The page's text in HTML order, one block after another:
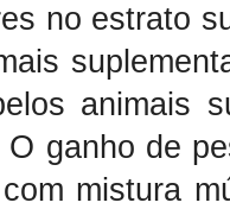
no estrato
animais
O ganho de
mistura